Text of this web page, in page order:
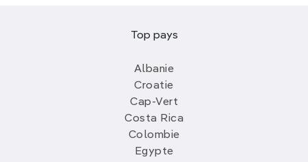
Top pays
Albanie
Croatie
Cap-Vert
Costa Rica
Colombie
Egypte